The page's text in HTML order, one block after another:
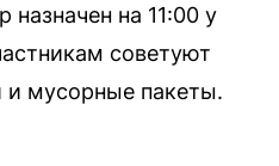
на 11:00 у
советуют
и мусорные пакеты.